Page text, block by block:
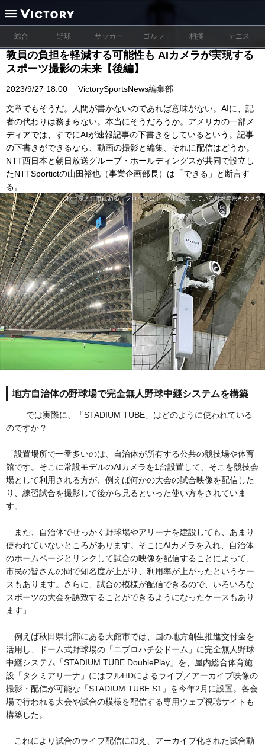
総合 野球 サッカー ゴルフ 相撲 テニス
教員の負担を軽減する可能性も AIカメラが実現する
スポーツ撮影の未来【後編】
2023/9/27 18:00 VictorySportsNews編集部
文章でもそうだ。人間が書かないのであれば意味がない。AIに、記
者の代わりは務まらない。本当にそうだろうか。アメリカの一部メ
ディアでは、すでにAIが速報記事の下書きをしているという。記事
の下書きができるなら、動画の撮影と編集、それに配信はどうか。
NTT西日本と朝日放送グループ・ホールディングスが共同で設立し
たNTTSportictの山田裕也（事業企画部長）は「できる」と断言す
る。
秋田県大館市にあるニプロハチ公ドームに設置している野球専用AIカメラ
地方自治体の野球場で完全無人野球中継システムを構築
── では実際に、「STADIUM TUBE」はどのように使われている
のですか？
「設置場所で一番多いのは、自治体が所有する公共の競技場や体育
館です。そこに常設モデルのAIカメラを1台設置して、そこを競技会
場として利用される方が、例えば何かの大会の試合映像を配信した
り、練習試合を撮影して後から見るといった使い方をされていま
す。
また、自治体でせっかく野球場やアリーナを建設しても、あまり
使われていないところがあります。そこにAIカメラを入れ、自治体
のホームページとリンクして試合の映像を配信することによって、
市民の皆さんの間で知名度が上がり、利用率が上がったというケー
スもあります。さらに、試合の模様が配信できるので、いろいろな
スポーツの大会を誘致することができるようになったケースもあり
ます」
例えば秋田県北部にある大館市では、国の地方創生推進交付金を
活用し、ドーム式野球場の「ニプロハチ公ドーム」に完全無人野球
中継システム「STADIUM TUBE DoublePlay」を、屋内総合体育施
設「タクミアリーナ」にはフルHDによるライブ／アーカイブ映像の
撮影・配信が可能な「STADIUM TUBE S1」を今年2月に設置。各会
場で行われる大会や試合の模様を配信する専用ウェブ視聴サイトも
構築した。
これにより試合のライブ配信に加え、アーカイブ化された試合動